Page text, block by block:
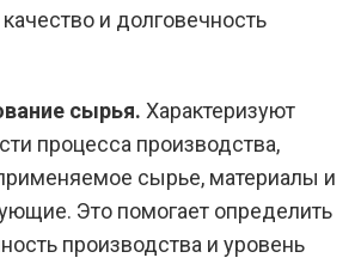
и долговечность
сырья. Характеризуют
процесса производства,
сырье, материалы и
Это помогает определить
производства и уровень